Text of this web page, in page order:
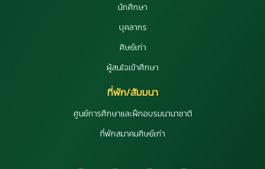
นักศึกษา
บุคลากร
ศิษย์เก่า
ผู้สนใจเข้าศึกษา
ที่พัก/สัมมนา
ศูนย์การศึกษาและฝึกอบรมนานาชาติ
ที่พักสมาคมศิษย์เก่า